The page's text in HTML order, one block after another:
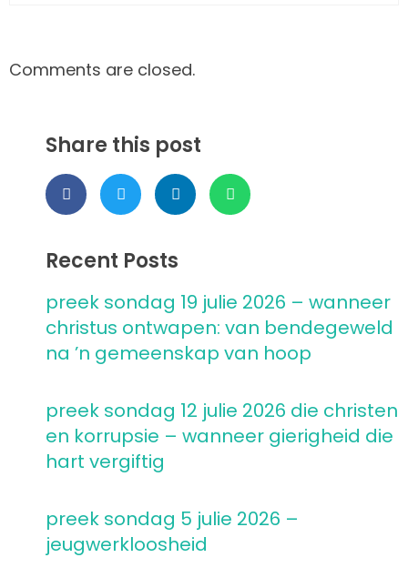
Comments are closed.
Share this post
Recent Posts
preek sondag 19 julie 2026 – wanneer
christus ontwapen: van bendegeweld
na ’n gemeenskap van hoop
preek sondag 12 julie 2026 die christen
en korrupsie – wanneer gierigheid die
hart vergiftig
preek sondag 5 julie 2026 –
jeugwerkloosheid